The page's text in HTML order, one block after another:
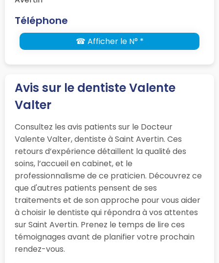
Téléphone
☎ Afficher le N° *
Avis sur le dentiste Valente
Valter
Consultez les avis patients sur le Docteur
Valente Valter, dentiste à Saint Avertin. Ces
retours d’expérience détaillent la qualité des
soins, l’accueil en cabinet, et le
professionnalisme de ce praticien. Découvrez ce
que d'autres patients pensent de ses
traitements et de son approche pour vous aider
à choisir le dentiste qui répondra à vos attentes
sur Saint Avertin. Prenez le temps de lire ces
témoignages avant de planifier votre prochain
rendez-vous.